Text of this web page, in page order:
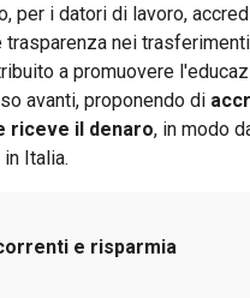
per i datori di lavoro,
trasparenza nei
a promuovere
avanti, proponendo di
riceve il denaro, in modo
Italia.
e risparmia